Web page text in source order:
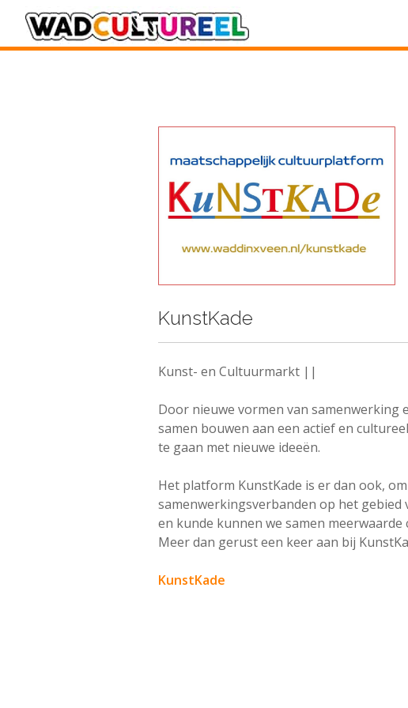
KunstKade
Kunst- en Cultuurmarkt ||
Door nieuwe vormen van
samen bouwen aan een actief en
te gaan met nieuwe ideeën.
Het platform KunstKade is er dan ook,
samenwerkingsverbanden op het gebied
en kunde kunnen we samen
Meer dan gerust een keer aan bij
KunstKade